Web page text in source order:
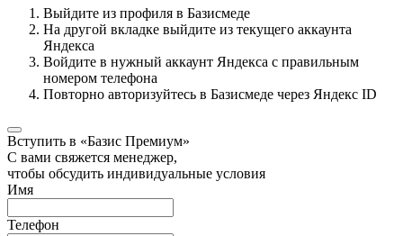
Выйдите из профиля в Базисмеде
На другой вкладке выйдите из текущего аккаунта
Яндекса
Войдите в нужный аккаунт Яндекса с правильным
номером телефона
Повторно авторизуйтесь в Базисмеде через Яндекс ID
Вступить в «Базис Премиум»
С вами свяжется менеджер,
чтобы обсудить индивидуальные условия
Имя
Телефон